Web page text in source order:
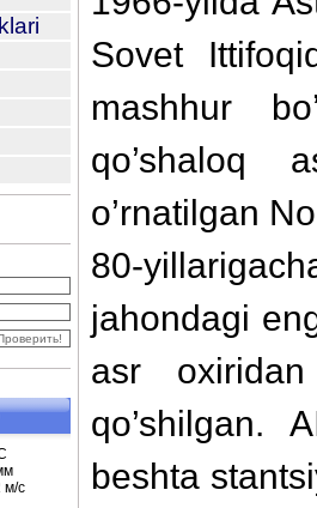
Sovet
mashhur
qo’shaloq
o’rnatilgan
80-
jahondagi
asr
qo’shilgan.
beshta